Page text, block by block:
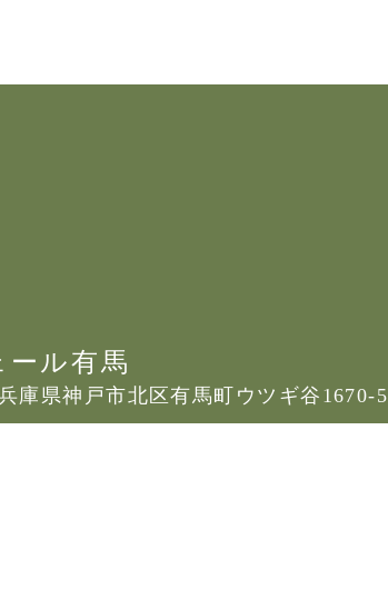
ール有馬
庫県神戸市北区有馬町ウツギ谷1670-5